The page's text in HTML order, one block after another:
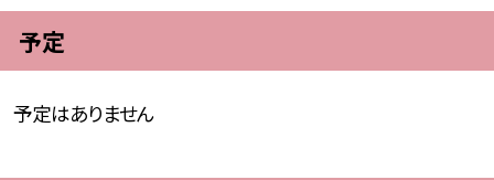
予定
予定はありません